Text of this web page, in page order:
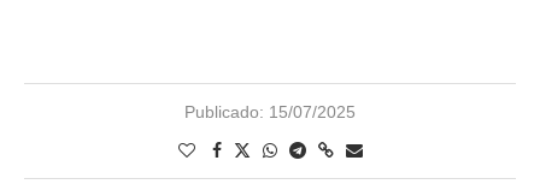
Publicado: 15/07/2025